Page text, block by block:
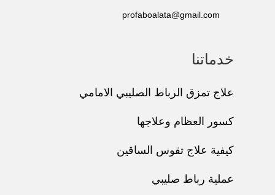
profaboalata@gmail.com
خدماتنا
علاج تمزق الرباط الصليبي الامامي
كسور العظام وعلاجها
كيفية علاج تقوس الساقين
عملية رباط صليبي